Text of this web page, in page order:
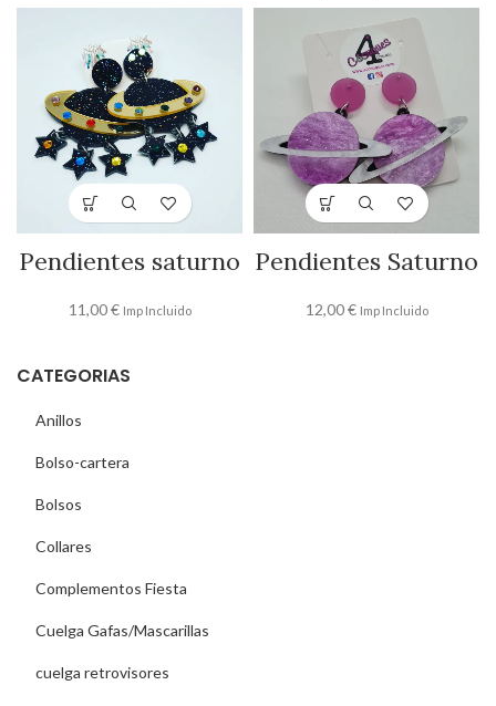
CATEGORIAS
Anillos
Bolso-cartera
Bolsos
Collares
Complementos Fiesta
Cuelga Gafas/Mascarillas
cuelga retrovisores
Pendientes saturno
11,00€ Imp Incluido
Pendientes Saturno
12,00€ Imp Incluido